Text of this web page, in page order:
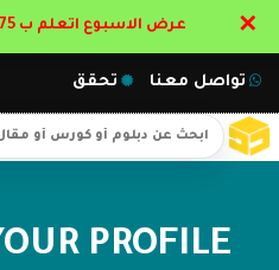
تواصل معنا تحقق
PROFILE
عرض الاسبوع اتعلم ب 75% خصم : احجز مقعدك الان ✕